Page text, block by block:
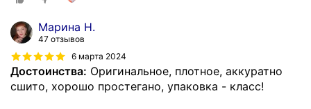
Марина Н.
47 отзывов
6 марта 2024
Достоинства: Оригинальное, плотное, аккуратно
сшито, хорошо простегано, упаковка - класс!